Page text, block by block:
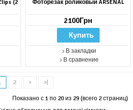
(2
Фоторезак роликовый ARSENAL
2100Грн
В закладки
В сравнение
2 > >|
Показано с 1 по 20 из 29 (всего 2 страниц)